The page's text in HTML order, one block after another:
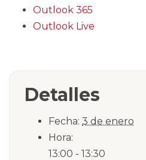
Outlook 365
Outlook Live
Detalles
Fecha: 3 de enero
Hora:
13:00 - 13:30